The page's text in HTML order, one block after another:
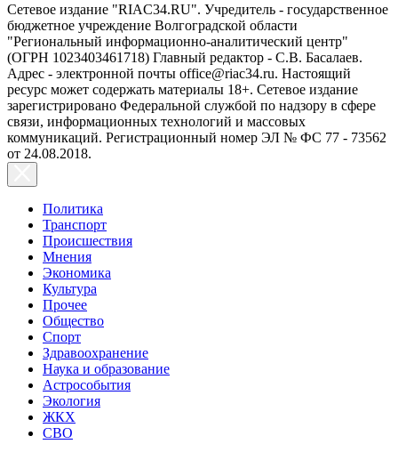
Сетевое издание "RIAC34.RU". Учредитель - государственное
бюджетное учреждение Волгоградской области
"Региональный информационно-аналитический центр"
(ОГРН 1023403461718) Главный редактор - С.В. Басалаев.
Адрес - электронной почты office@riac34.ru. Настоящий
ресурс может содержать материалы 18+. Сетевое издание
зарегистрировано Федеральной службой по надзору в сфере
связи, информационных технологий и массовых
коммуникаций. Регистрационный номер ЭЛ № ФС 77 - 73562
от 24.08.2018.
Политика
Транспорт
Происшествия
Мнения
Экономика
Культура
Прочее
Общество
Спорт
Здравоохранение
Наука и образование
Астрособытия
Экология
ЖКХ
СВО